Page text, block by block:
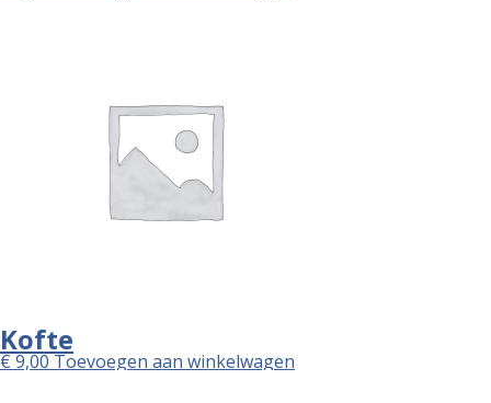
Kofte
€9,00Toevoegen aan winkelwagen